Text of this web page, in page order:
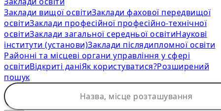
Заклади вищої освітиЗаклади фахової передвищої
освітиЗаклади професійної професійно-технічної
освітиЗаклади загальної середньої освітиНаукові
інститути (установи)Заклади післядипломної освіти
Районні та місцеві органи управління у сфері
освітиВідкриті даніЯк користуватися?Розширений
пошук